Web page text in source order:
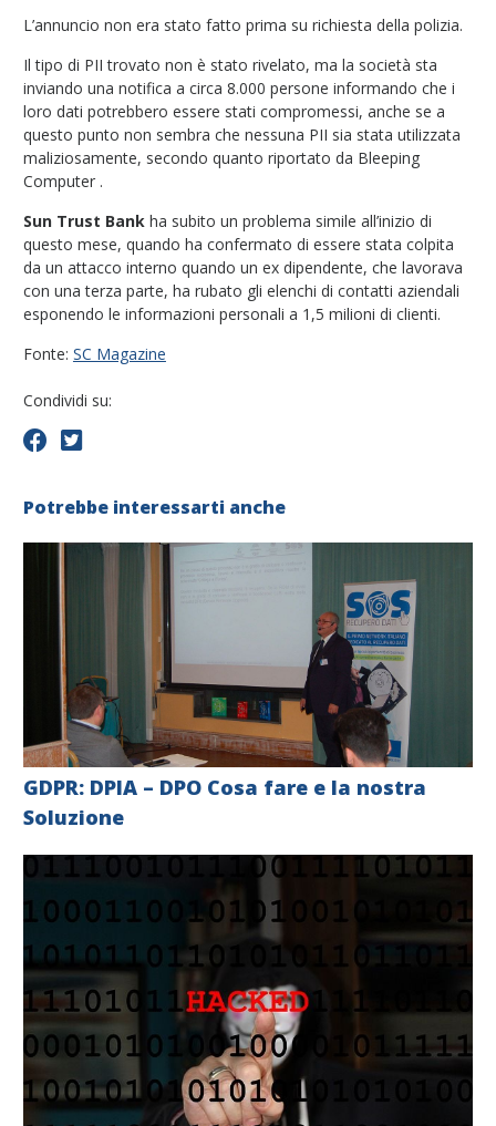
L’annuncio non era stato fatto prima su richiesta della polizia.
Il tipo di PII trovato non è stato rivelato, ma la società sta
inviando una notifica a circa 8.000 persone informando che i
loro dati potrebbero essere stati compromessi, anche se a
questo punto non sembra che nessuna PII sia stata utilizzata
maliziosamente, secondo quanto riportato da Bleeping
Computer.
Sun Trust Bankha subito un problema simile all’inizio di
questo mese, quando ha confermato di essere stata colpita
da un attacco interno quando un ex dipendente, che lavorava
con una terza parte, ha rubato gli elenchi di contatti aziendali
esponendo le informazioni personali a 1,5 milioni di clienti.
Fonte: SC Magazine
Condividi su:
Potrebbe interessarti anche
GDPR: DPIA – DPO Cosa fare e la nostra
Soluzione